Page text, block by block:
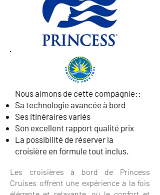
Nous aimons de cette compagnie::
Sa technologie avancée à bord
Ses itinéraires variés
Son excellent rapport qualité prix
La possibilité de réserver la
croisière en formule tout inclus.
Les croisières à bord de Princess
Cruises offrent une expérience à la fois